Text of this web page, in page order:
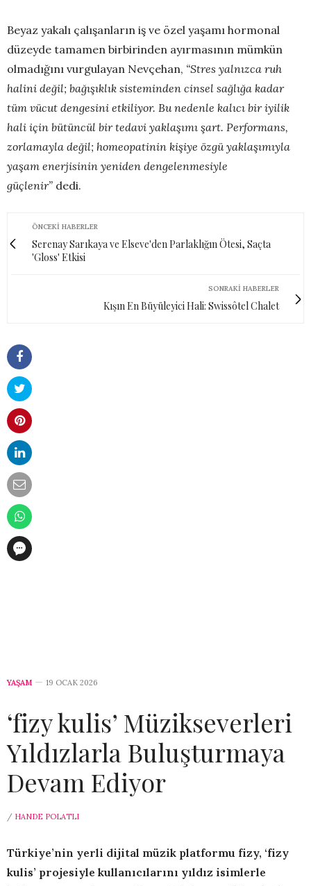
Beyaz yakalı çalışanların iş ve özel yaşamı hormonal
düzeyde tamamen birbirinden ayırmasının mümkün
olmadığını vurgulayan Nevçehan, “Stres yalnızca ruh
halini değil; bağışıklık sisteminden cinsel sağlığa kadar
tüm vücut dengesini etkiliyor. Bu nedenle kalıcı bir iyilik
hali için bütüncül bir tedavi yaklaşımı şart. Performans,
zorlamayla değil; homeopatinin kişiye özgü yaklaşımıyla
yaşam enerjisinin yeniden dengelenmesiyle
güçlenir” dedi.
ÖNCEKI HABERLER
Serenay Sarıkaya ve Elseve'den Parlaklığın Ötesi, Saçta
'Gloss' Etkisi
SONRAKI HABERLER
Kışın En Büyüleyici Hali: Swissôtel Chalet
YAŞAM 19 OCAK 2026
‘fizy kulis’ Müzikseverleri
Yıldızlarla Buluşturmaya
Devam Ediyor
/ HANDE POLATLI
Türkiye’nin yerli dijital müzik platformu fizy, ‘fizy
kulis’ projesiyle kullanıcılarını yıldız isimlerle